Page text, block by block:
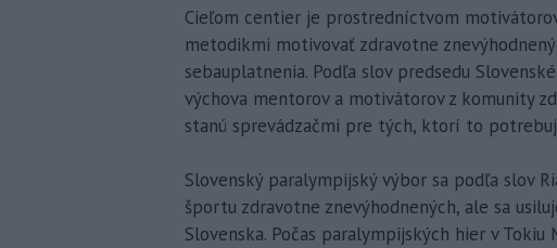
Cieľom centier je prostredníctvom
metodikmi motivovať zdravotne
sebauplatnenia. Podľa slov predsedu
výchova mentorov a motivátorov z komunity
stanú sprevádzačmi pre tých, ktorí to
Slovenský paralympijský výbor sa podľa slov
športu zdravotne znevýhodnených, ale sa
Slovenska. Počas paralympijských hier v